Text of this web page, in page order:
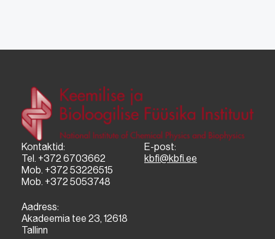
Kontaktid:
Tel. +372 6703662
Mob. +372 53226515
Mob. +372 5053748
E-post:
kbfi@kbfi.ee
Aadress:
Akadeemia tee 23, 12618
Tallinn